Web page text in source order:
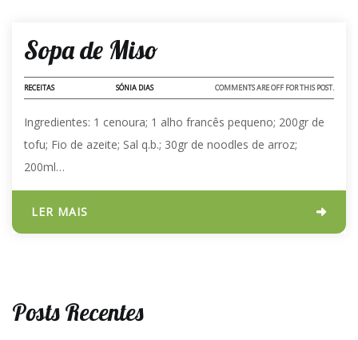
Sopa de Miso
RECEITAS SÓNIA DIAS COMMENTS ARE OFF FOR THIS POST.
Ingredientes: 1 cenoura; 1 alho francês pequeno; 200gr de
tofu; Fio de azeite; Sal q.b.; 30gr de noodles de arroz;
200ml…
LER MAIS
Posts Recentes